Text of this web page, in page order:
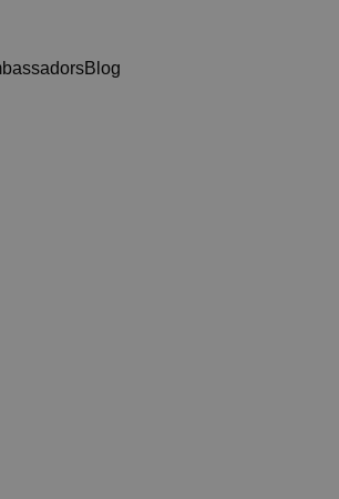
blog